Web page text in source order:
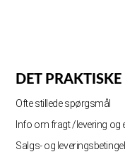
DET PRAKTISKE
Ofte stillede spørgsmål
Info om fragt /levering og
Salgs- og